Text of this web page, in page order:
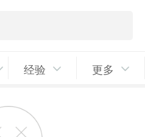
经验 更多